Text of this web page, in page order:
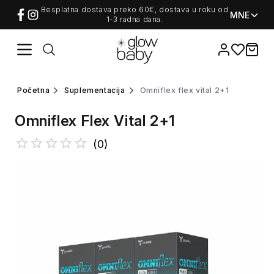
Besplatna dostava preko 60€, dostava u roku od
1-3 radna dana.
MNE
Favorites
items
početna suplementacija omniflex flex vital 2+1
Omniflex Flex Vital 2+1
(0)